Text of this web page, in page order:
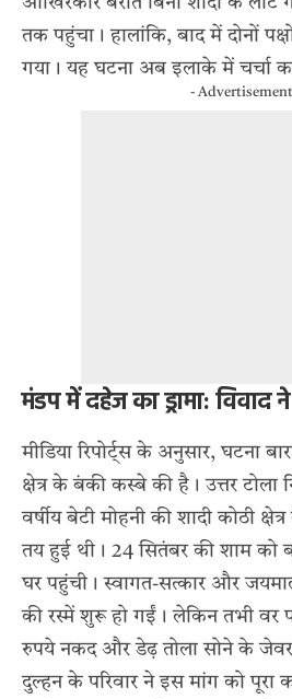
तक पहुंचा। हालांकि, बाद में दोनों
गया। यह घटना अब इलाके में चर्चा
-
मंडप में दहेज का ड्रामा: विवाद
मीडिया रिपोर्ट्स के अनुसार, घटना
क्षेत्र के बंकी कस्बे की है। उत्तर टोला
वर्षीय बेटी मोहनी की शादी कोठी
तय हुई थी। 24 सितंबर की शाम को
घर पहुंची। स्वागत-सत्कार और
की रस्में शुरू हो गईं। लेकिन तभी वर
रुपये नकद और डेढ़ तोला सोने के जेवर
दुल्हन के परिवार ने इस मांग को पूरा